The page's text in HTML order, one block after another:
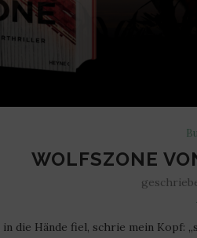
WOLFSZONE
in die Hände fiel, schrie mein Kopf: